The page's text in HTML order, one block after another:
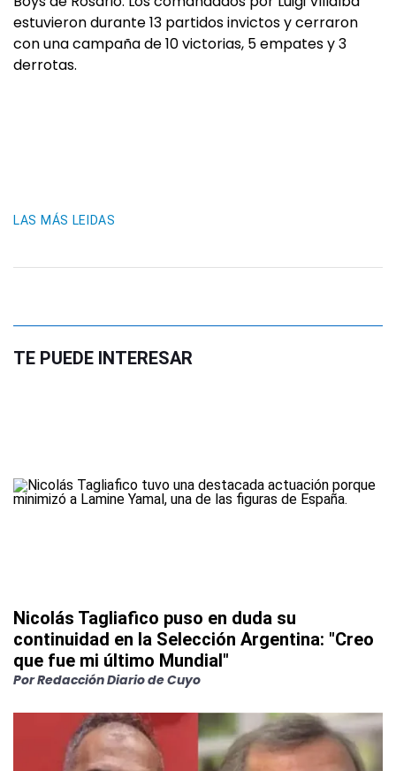
estuvieron durante 13 partidos invictos y cerraron
con una campaña de 10 victorias, 5 empates y 3
derrotas.
LAS MÁS LEIDAS
TE PUEDE INTERESAR
Nicolás Tagliafico puso en duda su
continuidad en la Selección Argentina: "Creo
que fue mi último Mundial"
PorRedacción Diario de Cuyo